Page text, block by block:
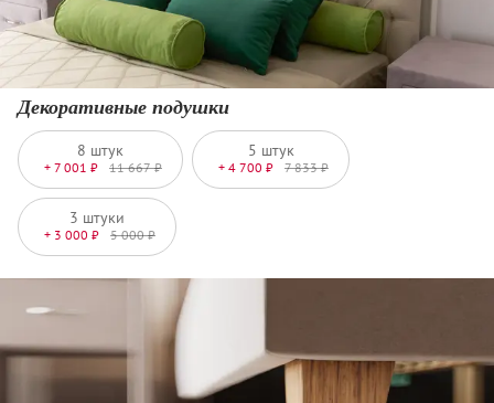
Декоративные подушки
8 штук
+ 7 001 ₽ 11 667 ₽
5 штук
+ 4 700 ₽ 7 833 ₽
3 штуки
+ 3 000 ₽ 5 000 ₽